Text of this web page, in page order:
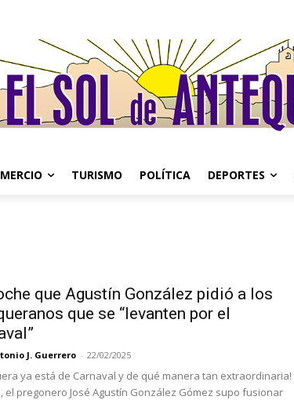
TURISMO POLÍTICA DEPORTES
que Agustín González pidió a los
que se “levanten por el
J. Guerrero - 22/02/2025
ya está de Carnaval y de qué manera tan extraordinaria!
el pregonero José Agustín González Gómez supo fusionar